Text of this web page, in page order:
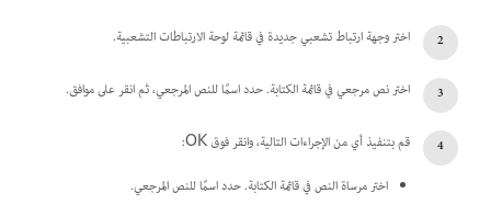
اختر وجهة ارتباط تشعبي جديدة في قائمة لوحة الارتباطات التشعبية.
اختر نص مرجعي في قائمة الكتابة. حدد اسمًا للنص المرجعي، ثم انقر على موافق.
قم بتنفيذ أي من الإجراءات التالية، وانقر فوق OK:
اختر مرساة النص في قائمة الكتابة. حدد اسمًا للنص المرجعي.